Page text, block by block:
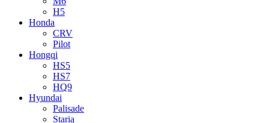
H5
Honda
CRV
Pilot
Hongqi
HS5
HS7
HQ9
Hyundai
Palisade
Staria